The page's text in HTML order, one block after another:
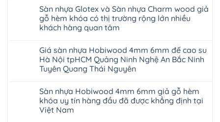
13
RUM
AI
35
AI
AI
37
AI
dày
12mm
to
tại
Hà
Nội
Thanh
khóa
4mm
6mm
đế
cao
charm
wood
hobiwood
kosmos
mikado
4mm
6mm
báo
giá
bình
luận
ở
Sàn
và
Sàn
nhựa
Hobiwood
giả
khóa
4mm
6mm
đế
Sàn nhựa Glotex và Sàn nhựa Charm wood giả
gỗ hèm khóa có thị trường rộng lớn nhiều
khách hàng quan tâm
bình
luận
ở
Sàn
nhựa
và
Sàn
nhựa
Charm
wood
Giá sàn nhựa Hobiwood 4mm 6mm đế cao su
Hà Nội tpHCM Quảng Ninh Nghệ An Bắc Ninh
Tuyên Quang Thái Nguyên
bình
luận
ở
Giá
Sàn nhựa Hobiwood 4mm 6mm giả gỗ hèm
khóa uy tín hàng đầu đã được khẳng định tại
Việt Nam